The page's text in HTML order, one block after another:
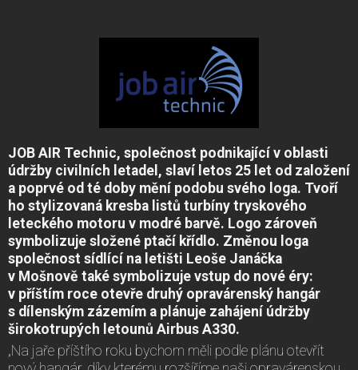
JOB AIR Technic, společnost podnikající v oblasti
údržby civilních letadel, slaví letos 25 let od založení
a poprvé od té doby mění podobu svého loga. Tvoří
ho stylizovaná kresba listů turbíny tryskového
leteckého motoru v modré barvě. Logo zároveň
symbolizuje složené ptačí křídlo. Změnou loga
společnost sídlící na letišti Leoše Janáčka
v Mošnově také symbolizuje vstup do nové éry:
v příštím roce otevře druhý opravárenský hangár
s dílenským zázemím a plánuje zahájení údržby
širokotrupých letounů Airbus A330.
„Na jaře příštího roku bychom měli podle plánu otevřít